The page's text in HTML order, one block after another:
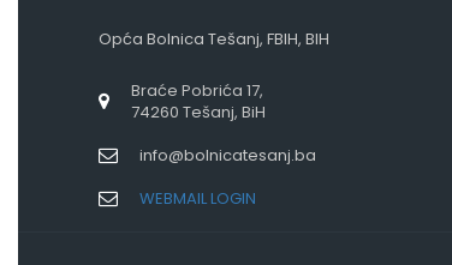
Opća Bolnica Tešanj, FBIH, BIH
Braće Pobrića 17,
74260 Tešanj, BiH
info@bolnicatesanj.ba
WEBMAIL LOGIN